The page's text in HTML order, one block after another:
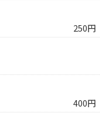
250円
400円